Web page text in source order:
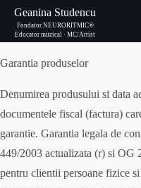
Geanina Studencu
Fondator NEURORITMIC®
Educator muzical · MC/Artist
Garantia produselor
Denumirea produsului si data
documentele fiscal (factura)
garantie. Garantia legala de
449/2003 actualizata (r) si OG
pentru clientii persoane fizice